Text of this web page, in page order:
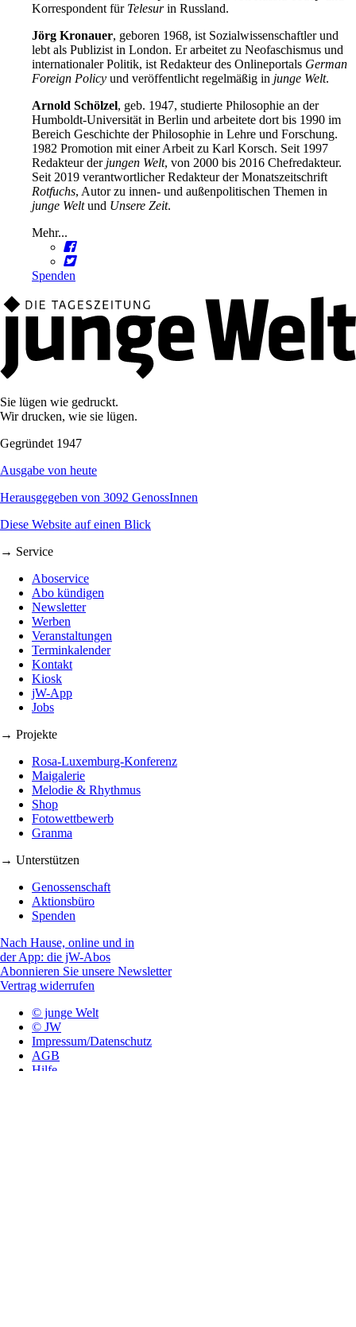
Korrespondent für Telesurin Russland.
Jörg Kronauer, geboren 1968, ist Sozialwissenschaftler und
lebt als Publizist in London. Er arbeitet zu Neofaschismus und
internationaler Politik, ist Redakteur des Onlineportals German
Foreign Policy und veröffentlicht regelmäßig in junge Welt.
Arnold Schölzel, geb. 1947, studierte Philosophie an der
Humboldt-Universität in Berlin und arbeitete dort bis 1990 im
Bereich Geschichte der Philosophie in Lehre und Forschung.
1982 Promotion mit einer Arbeit zu Karl Korsch. Seit 1997
Redakteur der jungen Welt, von 2000 bis 2016 Chefredakteur.
Seit 2019 verantwortlicher Redakteur der Monatszeitschrift
Rotfuchs, Autor zu innen- und außenpolitischen Themen in
junge Weltund Unsere Zeit.
Mehr...
Spenden
Sie lügen wie gedruckt.
Wir drucken, wie sie lügen.
Gegründet 1947
Ausgabe von heute
Herausgegeben von 3092 GenossInnen
Diese Website auf einen Blick
→ Service
Aboservice
Abo kündigen
Newsletter
Werben
Veranstaltungen
Terminkalender
Kontakt
Kiosk
jW-App
Jobs
→ Projekte
Rosa-Luxemburg-Konferenz
Maigalerie
Melodie & Rhythmus
Shop
Fotowettbewerb
Granma
→ Unterstützen
Genossenschaft
Aktionsbüro
Spenden
Nach Hause, online und in
der App: die jW-Abos
Abonnieren Sie unsere Newsletter
Vertrag widerrufen
© junge Welt
© JW
Impressum/Datenschutz
AGB
Hilfe